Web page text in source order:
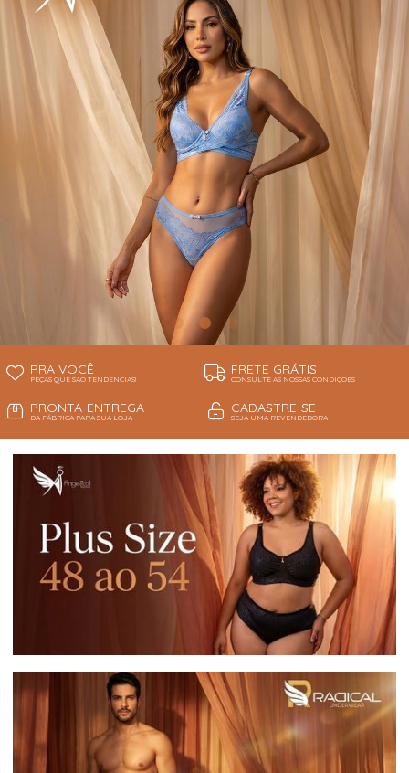
TODOS DE RENDAS & DELICADEZAS
PRA VOCÊ
PEÇAS QUE SÃO TENDÊNCIAS!
FRETE GRÁTIS
CONSULTE AS NOSSAS CONDIÇÕES
PRONTA-ENTREGA
DA FÁBRICA PARA SUA LOJA
CADASTRE-SE
SEJA UMA REVENDEDORA